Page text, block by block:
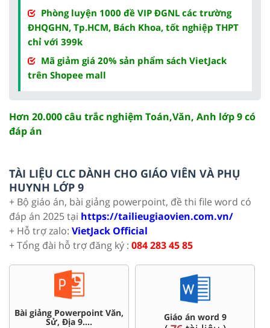
Phòng luyện 1000 đề VIP ĐGNL các trường
ĐHQGHN, Tp.HCM, Bách Khoa, tốt nghiệp THPT
chỉ với 399k
Mã giảm giá 20% sản phẩm sách VietJack
trên Shopee mall
Hơn 20.000 câu trắc nghiệm Toán,Văn, Anh lớp 9 có
đáp án
TÀI LIỆU CLC DÀNH CHO GIÁO VIÊN VÀ PHỤ
HUYNH LỚP 9
+ Bộ giáo án, bài giảng powerpoint, đề thi file word có
đáp án 2025 tại https://tailieugiaovien.com.vn/
+ Hỗ trợ zalo: VietJack Official
+ Tổng đài hỗ trợ đăng ký : 084 283 45 85
Bài giảng Powerpoint Văn,
Sử, Địa 9.... Giáo án word 9